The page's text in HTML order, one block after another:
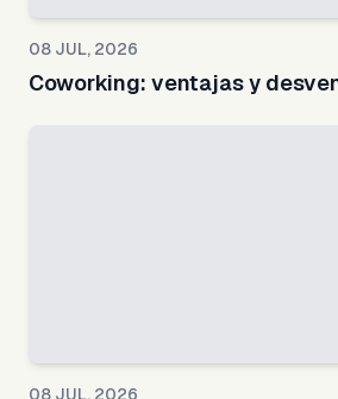
08 JUL, 2026
Coworking: ventajas y
08 JUL, 2026